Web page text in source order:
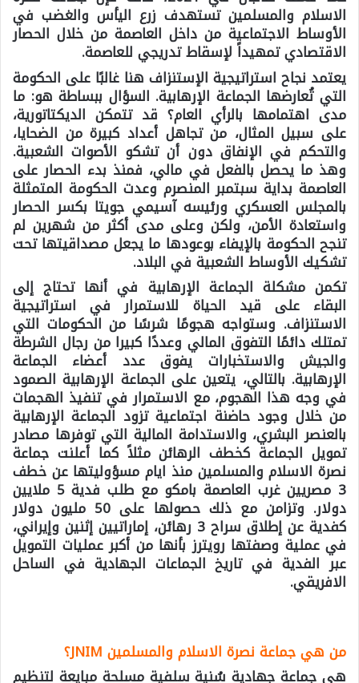
الاسلام والمسلمين تستهدف زرع اليأس والغضب في
الأوساط الاجتماعية من داخل العاصمة من خلال الحصار
الاقتصادي تمهيداً لإسقاط تدريجي للعاصمة.
يعتمد نجاح استراتيجية الإستنزاف هنا غالبًا على الحكومة
التي تُعارضها الجماعة الإرهابية. السؤال ببساطة هو: ما
مدى اهتمامها بالرأي العام؟ قد تتمكن الديكتاتورية،
على سبيل المثال، من تجاهل أعداد كبيرة من الضحايا،
والتحكم في الإنفاق دون أن تشكو الأصوات الشعبية.
وهذ ما يحصل بالفعل في مالي، فمنذ بدء الحصار على
العاصمة بداية سبتمبر المنصرم وعدت الحكومة المتمثلة
بالمجلس العسكري ورئيسه آسيمي جويتا بكسر الحصار
واستعادة الأمن، ولكن وعلى مدى أكثر من شهرين لم
تنجح الحكومة بالإيفاء بوعودها ما يجعل مصداقيتها تحت
تشكيك الأوساط الشعبية في البلاد.
تكمن مشكلة الجماعة الإرهابية في أنها تحتاج إلى
البقاء على قيد الحياة للاستمرار في استراتيجية
الاستنزاف. وستواجه هجومًا شرسًا من الحكومات التي
تمتلك دائمًا التفوق المالي وعددًا كبيرا من رجال الشرطة
والجيش والاستخبارات يفوق عدد أعضاء الجماعة
الإرهابية. بالتالي، يتعين على الجماعة الإرهابية الصمود
في وجه هذا الهجوم، مع الاستمرار في تنفيذ الهجمات
من خلال وجود حاضنة اجتماعية تزود الجماعة الإرهابية
بالعنصر البشري، والاستدامة المالية التي توفرها مصادر
تمويل الجماعة كخطف الرهائن مثلاً كما أعلنت جماعة
نصرة الاسلام والمسلمين منذ ايام مسؤوليتها عن خطف
3 مصريين غرب العاصمة بامكو مع طلب فدية 5 ملايين
دولار. وتزامن مع ذلك حصولها على 50 مليون دولار
كفدية عن إطلاق سراح 3 رهائن، إماراتيين إثنين وإيراني،
في عملية وصفتها رويترز بأنها من أكبر عمليات التمويل
عبر الفدية في تاريخ الجماعات الجهادية في الساحل
الافريقي.
من هي جماعة نصرة الاسلام والمسلمين JNIM؟
هي جماعة جهادية سُنية سلفية مسلحة مبايعة لتنظيم